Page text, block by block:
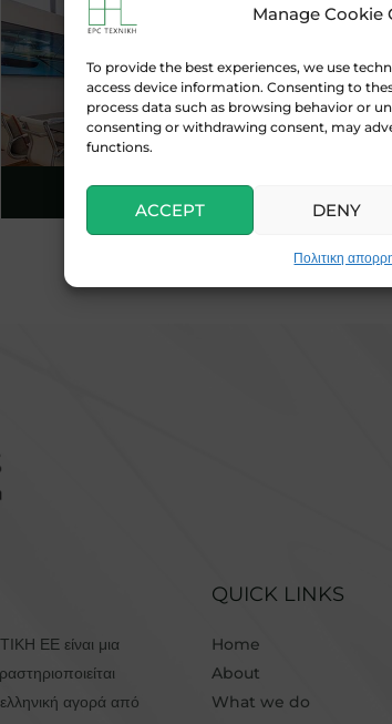
Manage Cookie
To provide the best experiences, we use
access device information. Consenting to
process data such as browsing behavior or
consenting or withdrawing consent, may
functions.
ACCEPT DENY
Πολιτικη
NORDIC MARINE
ΕΕ είναι μια
αγορά από
QUICK LINKS
Home
About
What we do